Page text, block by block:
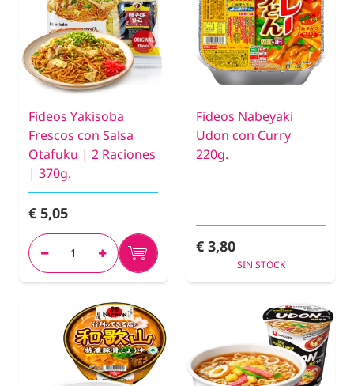
Fideos Yakisoba
Frescos con Salsa
Otafuku | 2 Raciones
| 370g.
€ 5,05
Fideos Nabeyaki
Udon con Curry
220g.
€ 3,80
SIN STOCK